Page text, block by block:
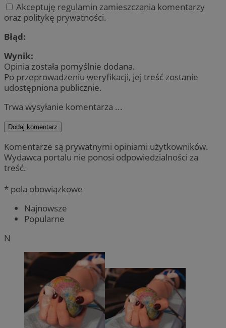
Akceptuję regulamin zamieszczania komentarzy
oraz politykę prywatności.
Błąd:
Wynik:
Opinia została pomyślnie dodana.
Po przeprowadzeniu weryfikacji, jej treść zostanie
udostępniona publicznie.
Trwa wysyłanie komentarza ...
Dodaj komentarz
Komentarze są prywatnymi opiniami użytkowników.
Wydawca portalu nie ponosi odpowiedzialności za
treść.
* pola obowiązkowe
Najnowsze
Popularne
N